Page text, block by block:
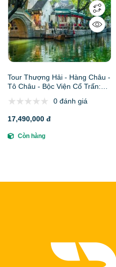
Tour Thượng Hải - Hàng Châu -
Tô Châu - Bộc Viện Cổ Trấn:
kinh nghiệm đặt tour và công ty
0 đánh giá
17,490,000 đ
Còn hàng